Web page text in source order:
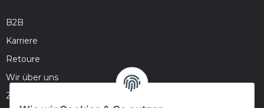
B2B
Karriere
Retoure
Wir über uns
Zahlungsmöglichkeiten